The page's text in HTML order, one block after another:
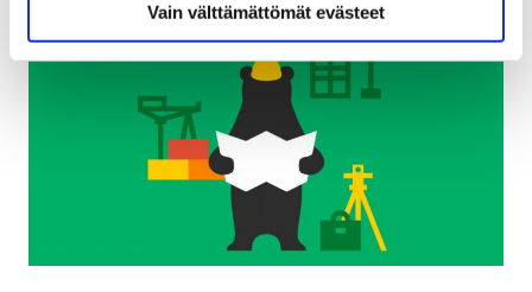
Vain välttämättömät evästeet